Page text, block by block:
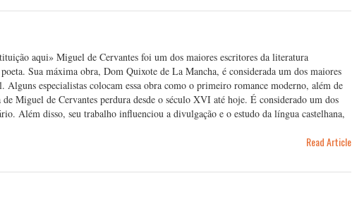
aqui» Miguel de Cervantes foi um dos maiores escritores da literatura
Sua máxima obra, Dom Quixote de La Mancha, é considerada um dos maiores
Alguns especialistas colocam essa obra como o primeiro romance moderno, além de
Miguel de Cervantes perdura desde o século XVI até hoje. É considerado um dos
Além disso, seu trabalho influenciou a divulgação e o estudo da língua castelhana,
Read Article